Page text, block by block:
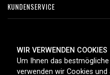
KUNDENSERVICE
WIR VERWENDEN COOKIES
Um Ihnen das
verwenden wir Cookies